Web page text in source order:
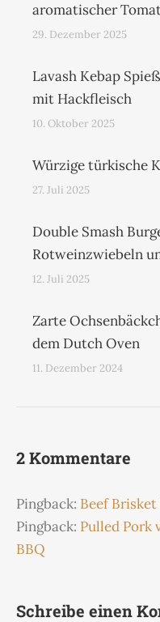
aromatischer
29. Dezember 2025
Lavash Kebap
mit Hackfleisch
10. Oktober 2025
Würzige türkische
27. Juli 2025
Double Smash
Rotweinzwiebeln
12. Juli 2025
Zarte
dem Dutch Oven
11. Dezember 2024
2 Kommentare
Pingback: Beef Brisket
Pingback: Pulled Pork
BBQ
Schreibe einen